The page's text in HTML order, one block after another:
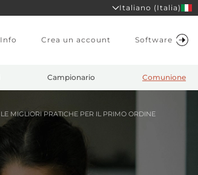
Italiano (Italia)
Info Crea un account Software
Campionario Comunione
LE MIGLIORI PRATICHE PER IL PRIMO ORDINE